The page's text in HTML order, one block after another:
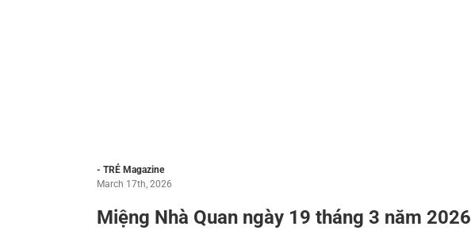
- TRẺ Magazine
March 17th, 2026
Miệng Nhà Quan ngày 19 tháng 3 năm 2026